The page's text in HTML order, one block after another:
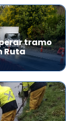
tramo
Ruta